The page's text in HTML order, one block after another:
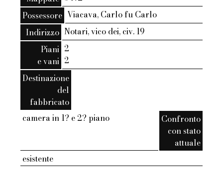
Possessore Viacava, Carlo fu Carlo
Indirizzo Notari, vico dei, civ. 19
Piani
e vani
2
2
Destinazione
del
fabbricato
camera in 1? e 2? piano
Confronto
con stato
attuale
esistente